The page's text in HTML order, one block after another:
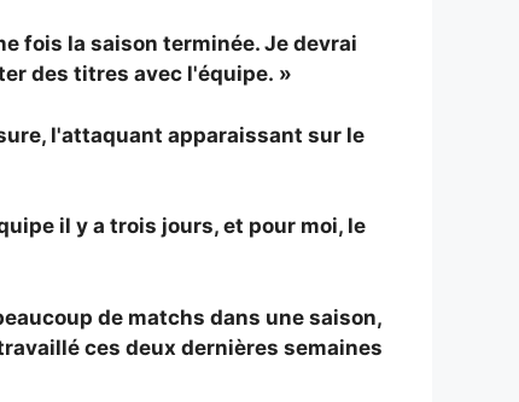
fois la saison terminée. Je devrai
des titres avec l'équipe. »
l'attaquant apparaissant sur le
il y a trois jours, et pour moi, le
de matchs dans une saison,
ces deux dernières semaines